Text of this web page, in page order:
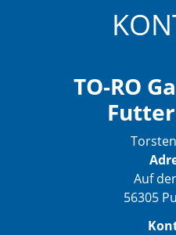
TO-RO
Auf
56305